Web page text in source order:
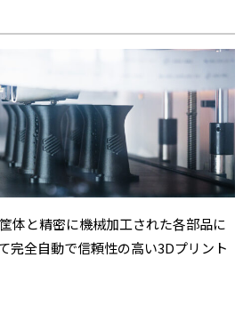
体と精密に機械加工された各部品に
完全自動で信頼性の高い3Dプリント